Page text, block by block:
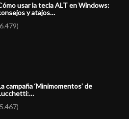
usar la tecla ALT en Windows:
y atajos…
campaña ‘Minimomentos’ de